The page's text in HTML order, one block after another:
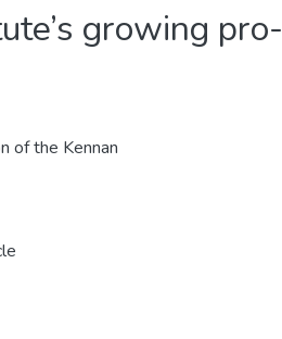
growing pro-
of the Kennan